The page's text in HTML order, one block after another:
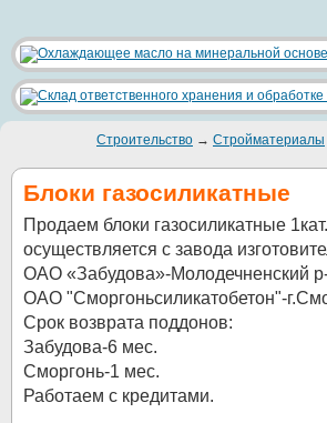
Строительство → Стройматериалы
Блоки газосиликатные
Продаем блоки газосиликатные
осуществляется с завода
ОАО «Забудова»-Молодечненский
ОАО "Сморгоньсиликатобетон"-
Срок возврата поддонов:
Забудова-6 мес.
Сморгонь-1 мес.
Работаем с кредитами.